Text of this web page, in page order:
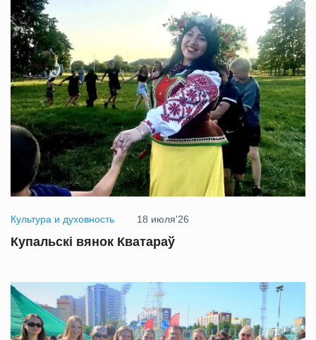
Культура и духовность 18 июля'26
Купальскі вянок Кватараў